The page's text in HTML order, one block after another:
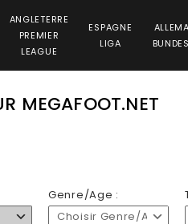
ANGLETERRE
PREMIER
LEAGUE
ESPAGNE
LIGA
MEGAFOOT.NET
Genre/Age :
Choisir Genre/Age